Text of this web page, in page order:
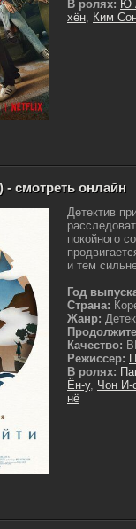
В ролях: Ю
хён, Ким
- смотреть онлайн
Детектив
покойного
и тем
Год
Страна:
Жанр:
Качество:
Режиссер:
В ролях:
Ён-у, Чон И-
нё